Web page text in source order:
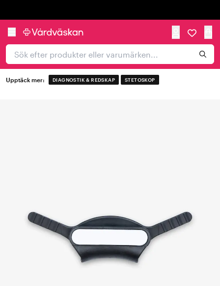
Upptäck mer: DIAGNOSTIK & REDSKAP STETOSKOP